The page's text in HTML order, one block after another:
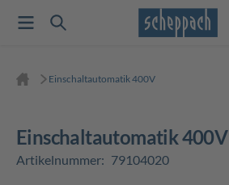
Einschaltautomatik 400V
Einschaltautomatik 400V
Artikelnummer: 79104020